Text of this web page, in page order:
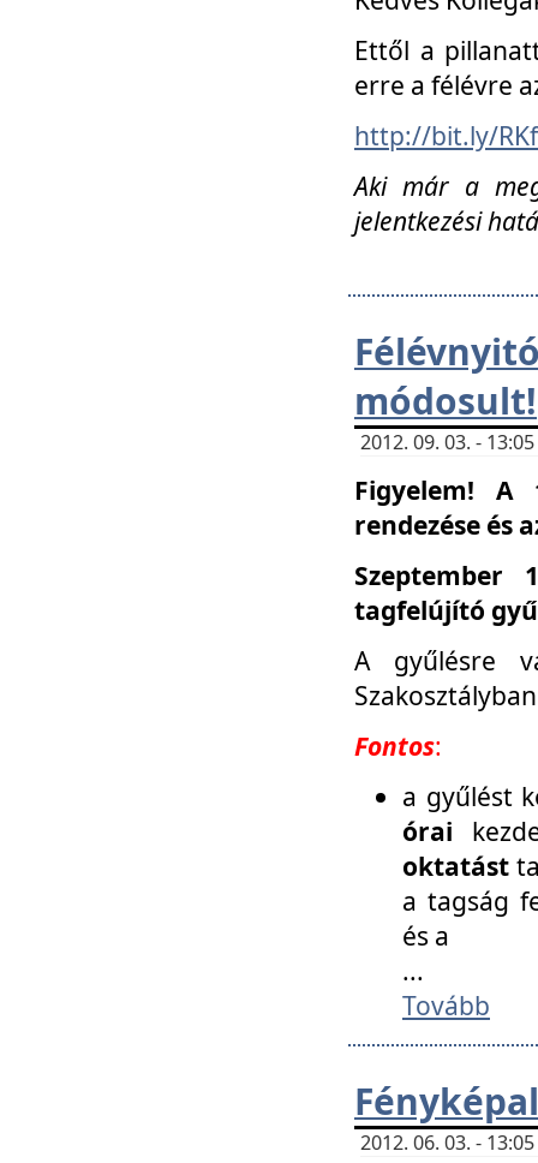
Ettől a
erre a félévre
http://bit.ly/
Aki már a
jelentkezési
módosult!
2012. 09. 03. -
Figyelem! A
rendezése és
Szeptember
tagfelújító
A gyűlésre
Fontos:
a gyűlést
órai
oktatást
a tagság
és a
...
Tovább
2012. 06. 03. -